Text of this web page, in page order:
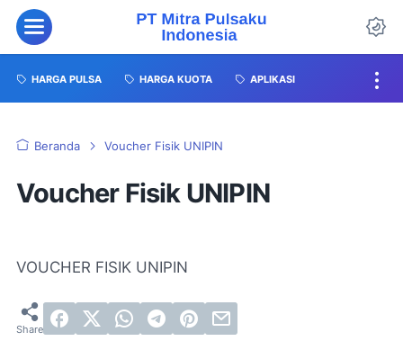
HARGA PULSA HARGA KUOTA APLIKASI
Beranda Voucher Fisik UNIPIN
Voucher Fisik UNIPIN
VOUCHER FISIK UNIPIN